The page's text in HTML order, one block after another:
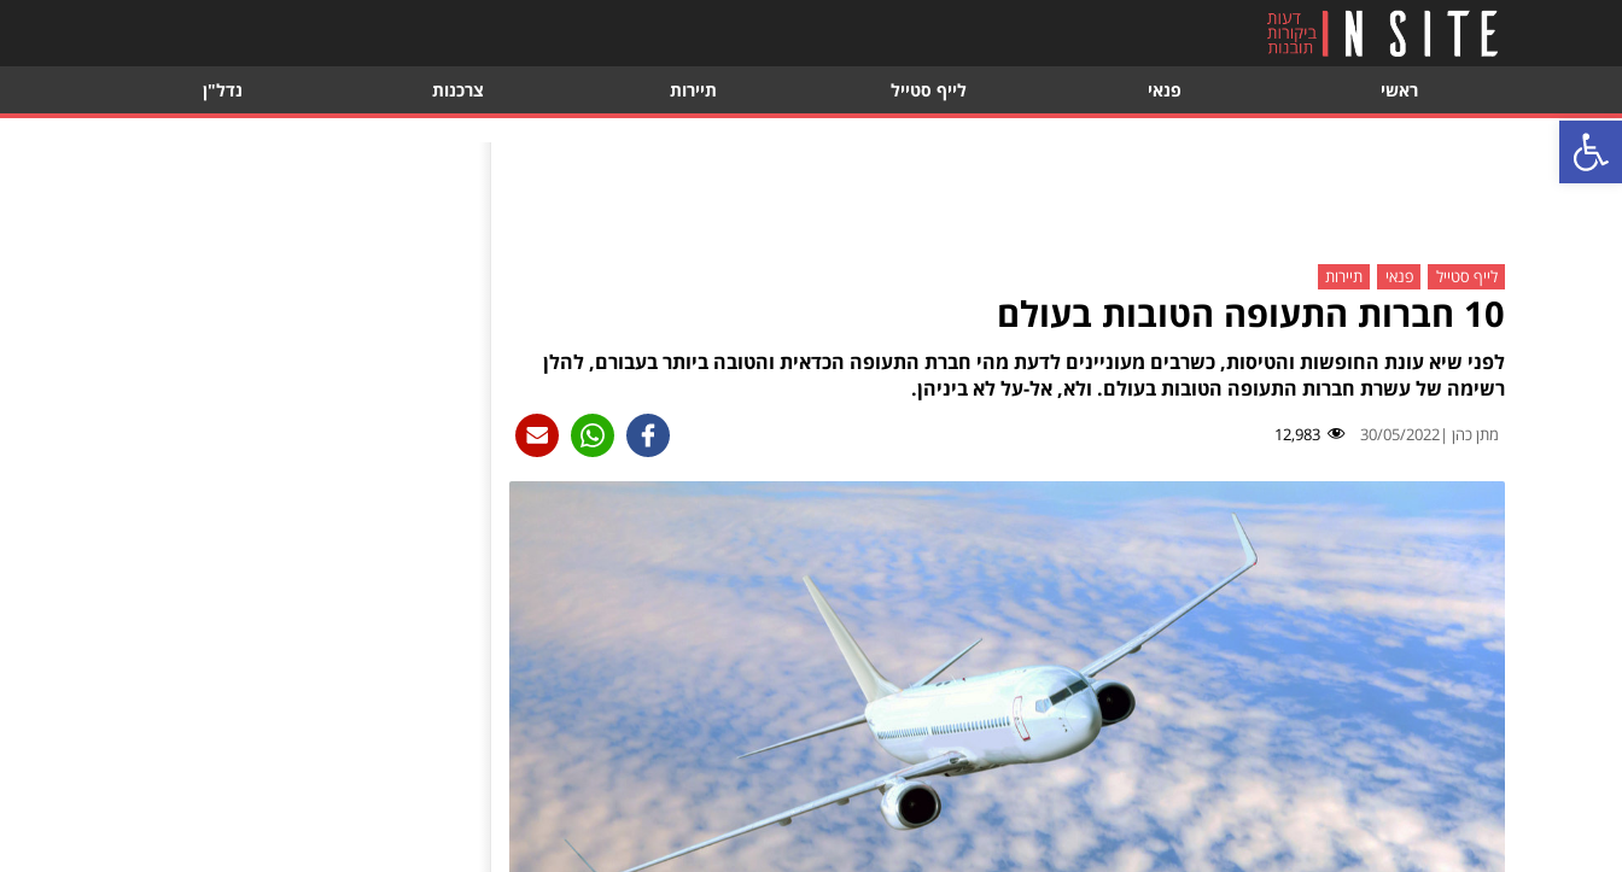
פתח סרגל נגישות
ראשי פנאי לייף סטייל תיירות צרכנות נדל"ן
לייף סטייל פנאי תיירות
10 חברות התעופה הטובות בעולם
לפני שיא עונת החופשות והטיסות, כשרבים מעוניינים לדעת מהי חברת התעופה הכדאית והטובה ביותר בעבורם, להלן
רשימה של עשרת חברות התעופה הטובות בעולם. ולא, אל-על לא ביניהן.
מתן כהן |30/05/2022
12,983